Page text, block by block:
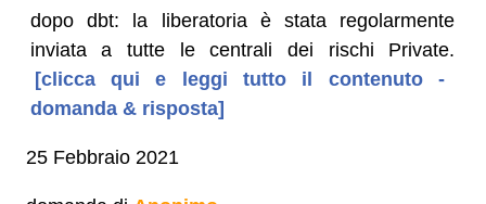
dopo dbt: la liberatoria è stata regolarmente
inviata a tutte le centrali dei rischi Private.
[clicca qui e leggi tutto il contenuto -
domanda & risposta]
25 Febbraio 2021